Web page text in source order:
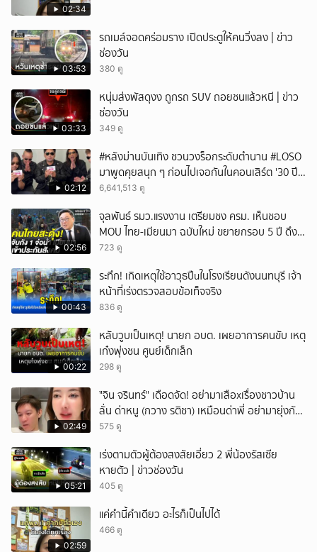
02:34
03:53
รถเมล์จอดคร่อมราง เปิดประตูให้คนวิ่งลง | ข่าว
ช่องวัน
380 ดู
03:33
หนุ่มส่งพัสดุงง ถูกรถ SUV ถอยชนแล้วหนี | ข่าว
ช่องวัน
349 ดู
02:12
#หลังม่านบันเทิง ชวนวงร็อกระดับตำนาน #LOSO
มาพูดคุยสนุก ๆ ก่อนไปเจอกันในคอนเสิร์ต '30 ปี
LOSO นานเท่าไรก็รอ'
6,641,513 ดู
02:56
จุลพันธ์ รมว.แรงงาน เตรียมชง ครม. เห็นชอบ
MOU ไทย-เมียนมา ฉบับใหม่ ขยายกรอบ 5 ปี ดึง
แรงงานเข้าระบบ
723 ดู
00:43
ระทึก! เกิดเหตุใช้อาวุธปืuในโรงเรียนดังนนทบุรี เจ้า
หน้าที่เร่งตรวจสอบข้อเท็จจริง
836 ดู
00:22
หลับวูบเป็นเหตุ! นายก อบต. เผยอาการคนขับ เหตุ
เก๋งพุ่งชน ศูนย์เด็กเล็ก
298 ดู
02:49
ั่"จิน จรินทร์" เดือดจัด! อย่ามาเสือxเรื่องชาวบ้าน
ลั่น ด่าหนู (กวาง รติชา) เหมือนด่าพี่ อย่ามายุ่งกับ
คนของผม จบ!!!
575 ดู
05:21
เร่งตามตัวผู้ต้องสงสัยเอี่ยว 2 พี่น้องรัสเซีย
หายตัว | ข่าวช่องวัน
405 ดู
02:59
แค่คำนี้คำเดียว อะไรก็เป็นไปได้
466 ดู